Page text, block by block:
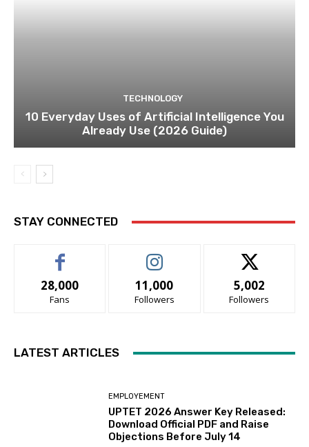
TECHNOLOGY
10 Everyday Uses of Artificial Intelligence You
Already Use (2026 Guide)
STAY CONNECTED
28,000
Fans
11,000
Followers
5,002
Followers
LATEST ARTICLES
EMPLOYEMENT
UPTET 2026 Answer Key Released:
Download Official PDF and Raise
Objections Before July 14